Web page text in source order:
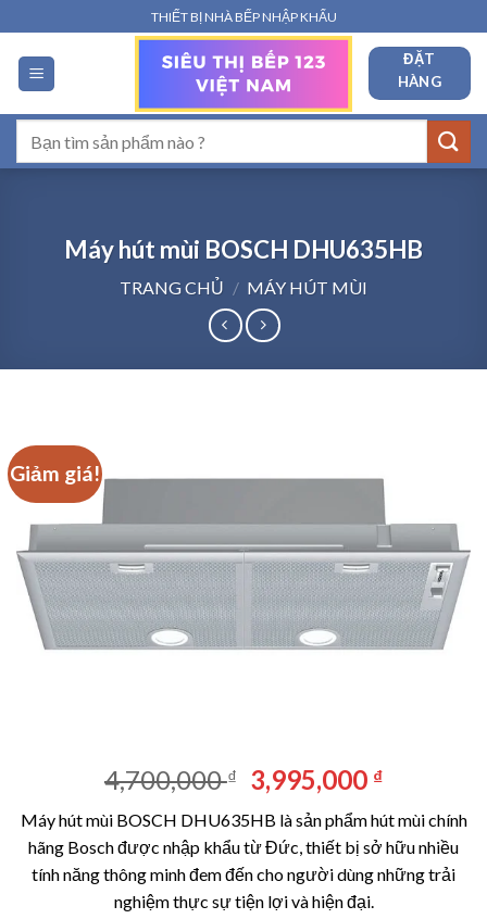
qua
nội
dung
THIẾT BỊ NHÀ BẾP NHẬP KHẨU
ĐẶT
HÀNG
kiếm:
Máy hút mùi BOSCH DHU635HB
TRANG CHỦ / MÁY HÚT MÙI
Giảm giá!
4,700,000₫
Giá
gốc
là:
4,700,000 ₫.
3,995,000 ₫Giá
tại
là:
Máy hút mùi BOSCH DHU635HB là sản phẩm hút mùi chính
hãng Bosch được nhập khẩu từ Đức, thiết bị sở hữu nhiều
tính năng thông minh đem đến cho người dùng những trải
nghiệm thực sự tiện lợi và hiện đại.